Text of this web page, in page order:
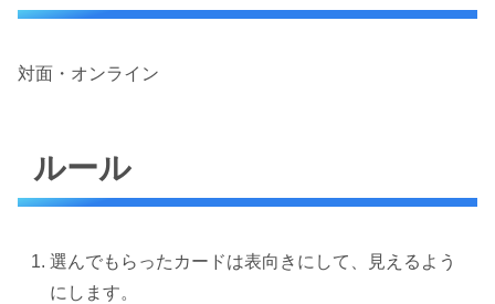
対面・オンライン
ルール
選んでもらったカードは表向きにして、見えるよう
にします。